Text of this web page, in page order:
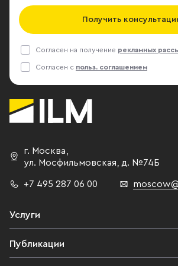
Получить
Согласен на получение рекламных
Согласен с польз. соглашением
г. Москва,
ул. Мосфильмовская, д. №74Б
+7 495 287 06 00
Услуги
Публикации